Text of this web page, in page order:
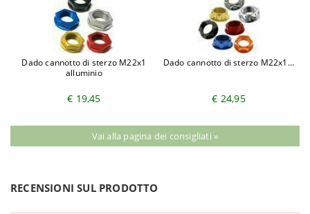
Dado cannotto di sterzo M22x1
alluminio
€ 19,45
Dado cannotto di sterzo M22x1...
€ 24,95
Vai alla pagina dei consigliati »
RECENSIONI SUL PRODOTTO